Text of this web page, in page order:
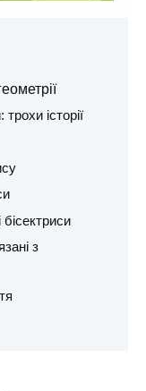
історії
бісектриси
з